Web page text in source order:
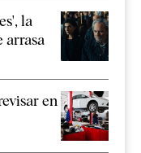
la
arrasa
en